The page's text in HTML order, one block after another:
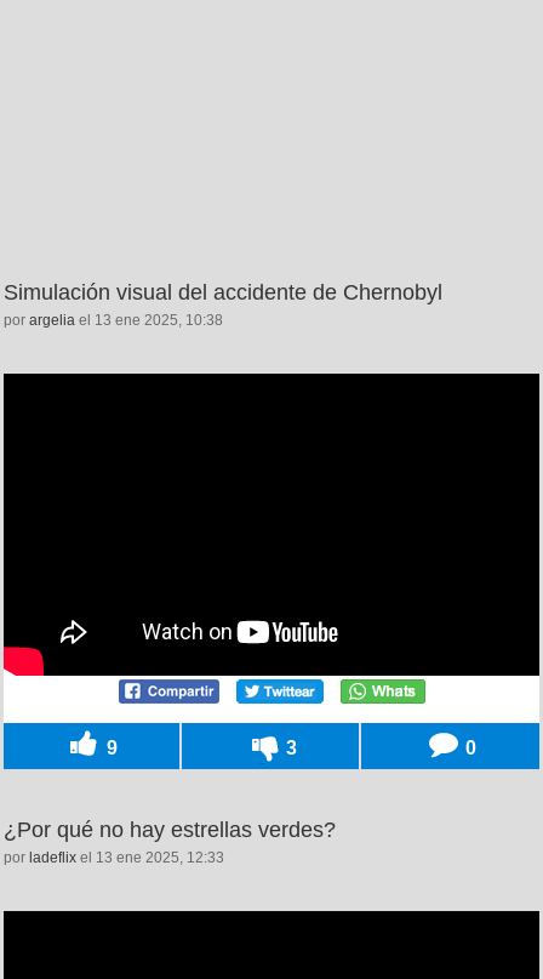
Simulación visual del accidente de Chernobyl
por argelia el 13 ene 2025, 10:38
9 3 0
¿Por qué no hay estrellas verdes?
por ladeflix el 13 ene 2025, 12:33